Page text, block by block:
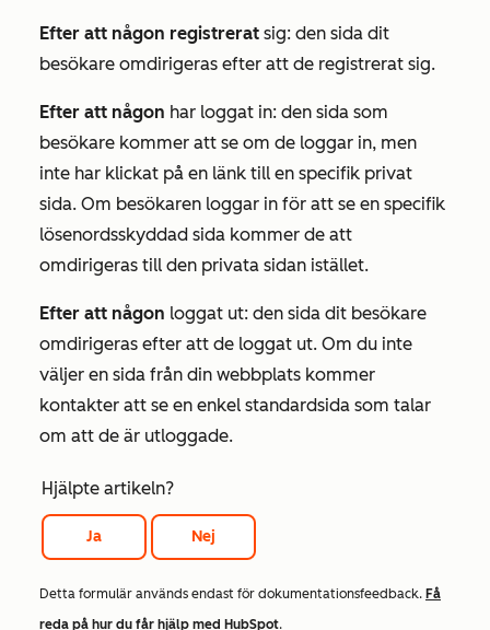
Efter att någon registrerat sig: den sida dit
besökare omdirigeras efter att de registrerat sig.
Efter att någon har loggat in: den sida som
besökare kommer att se om de loggar in, men
inte har klickat på en länk till en specifik privat
sida. Om besökaren loggar in för att se en specifik
lösenordsskyddad sida kommer de att
omdirigeras till den privata sidan istället.
Efter att någon loggat ut: den sida dit besökare
omdirigeras efter att de loggat ut. Om du inte
väljer en sida från din webbplats kommer
kontakter att se en enkel standardsida som talar
om att de är utloggade.
Hjälpte artikeln?
Ja Nej
Detta formulär används endast för dokumentationsfeedback. Få
reda på hur du får hjälp med HubSpot.